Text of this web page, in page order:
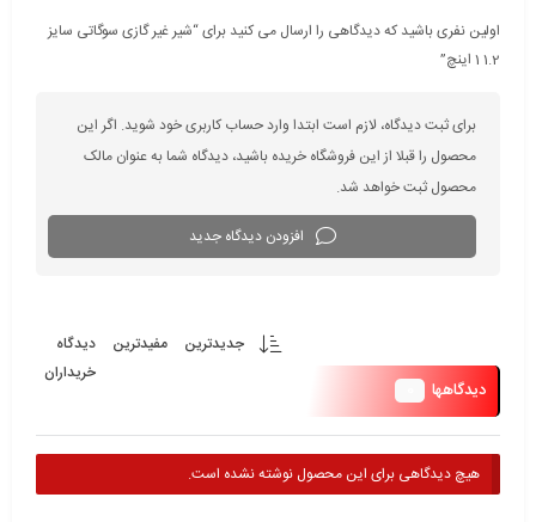
اولین نفری باشید که دیدگاهی را ارسال می کنید برای “شیر غیر گازی سوگاتی سایز
1.2 1 اینچ”
برای ثبت دیدگاه، لازم است ابتدا وارد حساب کاربری خود شوید. اگر این
محصول را قبلا از این فروشگاه خریده باشید، دیدگاه شما به عنوان مالک
محصول ثبت خواهد شد.
افزودن دیدگاه جدید
دیدگاهها
جدیدترین مفیدترین
دیدگاه
خریداران
هیچ دیدگاهی برای این محصول نوشته نشده است.